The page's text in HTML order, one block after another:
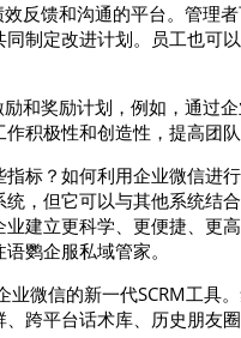
反馈和沟通的平台。管理
制定改进计划。员工也可
和奖励计划，例如，通过
积极性和创造性，提高团队
标？如何利用企业微信进
，但它可以与其他系统结
建立更科学、更便捷、更
鹦企服私域管家。
业微信的新一代SCRM工具
跨平台话术库、历史朋友